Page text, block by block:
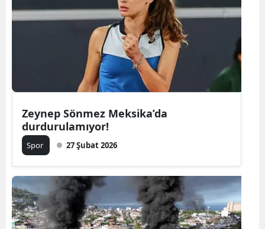
Zeynep Sönmez Meksika’da
durdurulamıyor!
Spor 27 Şubat 2026